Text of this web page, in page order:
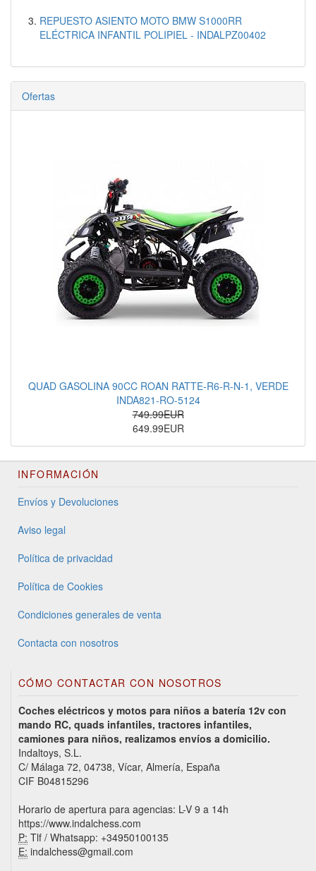
REPUESTO ASIENTO MOTO BMW S1000RR
ELÉCTRICA INFANTIL POLIPIEL - INDALPZ00402
Ofertas
QUAD GASOLINA 90CC ROAN RATTE-R6-R-N-1, VERDE
INDA821-RO-5124
749.99EUR
649.99EUR
INFORMACIÓN
Envíos y Devoluciones
Aviso legal
Política de privacidad
Política de Cookies
Condiciones generales de venta
Contacta con nosotros
CÓMO CONTACTAR CON NOSOTROS
Coches eléctricos y motos para niños a batería 12v con
mando RC, quads infantiles, tractores infantiles,
camiones para niños, realizamos envíos a domicilio.
Indaltoys, S.L.
C/ Málaga 72, 04738, Vícar, Almería, España
CIF B04815296
Horario de apertura para agencias: L-V 9 a 14h
https://www.indalchess.com
P: Tlf / Whatsapp: +34950100135
E: indalchess@gmail.com